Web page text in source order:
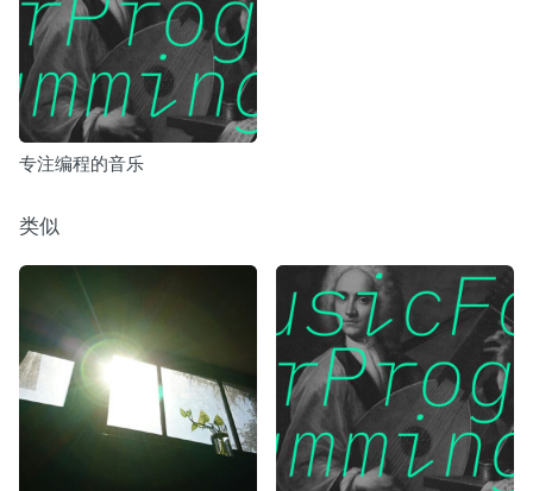
Steve Hauschildt – Overnight Venusian
Susumu Yokota – Daremoshirani Chiisankuni
Cut Hands – ++++
ELpH vs. Coil – Manukind
Autechre – Yulqueen
In Aeternam Vale – Edit
Monolake – Terminal
专注编程的音乐
类似